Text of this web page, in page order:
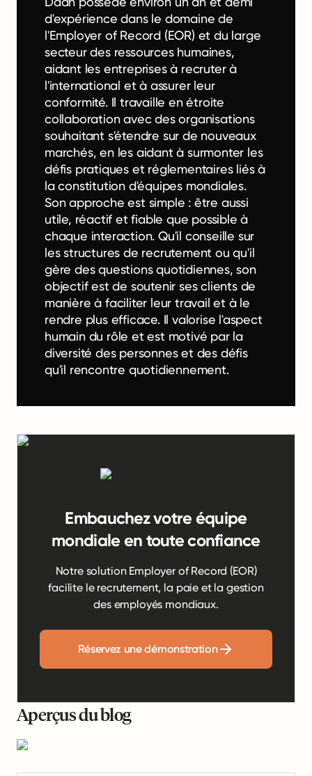
d'expérience dans le domaine de
l'Employer of Record (EOR) et du large
secteur des ressources humaines,
aidant les entreprises à recruter à
l'international et à assurer leur
conformité. Il travaille en étroite
collaboration avec des organisations
souhaitant s'étendre sur de nouveaux
marchés, en les aidant à surmonter les
défis pratiques et réglementaires liés à
la constitution d'équipes mondiales.
Son approche est simple : être aussi
utile, réactif et fiable que possible à
chaque interaction. Qu'il conseille sur
les structures de recrutement ou qu'il
gère des questions quotidiennes, son
objectif est de soutenir ses clients de
manière à faciliter leur travail et à le
rendre plus efficace. Il valorise l'aspect
humain du rôle et est motivé par la
diversité des personnes et des défis
qu'il rencontre quotidiennement.
Embauchez votre équipe
mondiale en toute confiance
Notre solution Employer of Record (EOR)
facilite le recrutement, la paie et la gestion
des employés mondiaux.
Réservez une démonstration
Aperçus du blog